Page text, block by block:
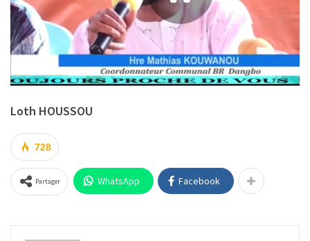
Loth HOUSSOU
728
Partager WhatsApp Facebook